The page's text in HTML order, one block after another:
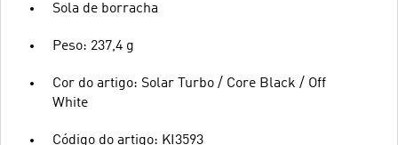
Sola de borracha
Peso: 237,4 g
Cor do artigo: Solar Turbo / Core Black / Off
White
Código do artigo: KI3593